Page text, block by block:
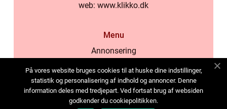
web: www.klikko.dk
Menu
Annonsering
Cookies
Kontakta oss
Sitemap
På vores website bruges cookies til at huske dine indstillinger,
statistik og personalisering af indhold og annoncer. Denne
information deles med tredjepart. Ved fortsat brug af websiden
godkender du cookiepolitikken.